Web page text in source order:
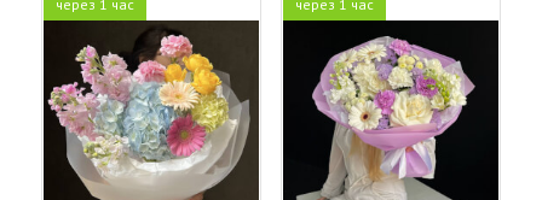
через 1 час
через 1 час